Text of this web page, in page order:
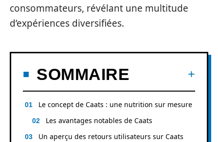
consommateurs, révélant une multitude
d’expériences diversifiées.
SOMMAIRE
Le concept de Caats : une nutrition sur mesure
Les avantages notables de Caats
Un aperçu des retours utilisateurs sur Caats